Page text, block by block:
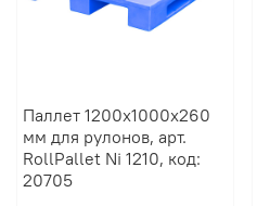
Паллет 1200х1000х260
мм для рулонов, арт.
RollPallet Ni 1210, код:
20705